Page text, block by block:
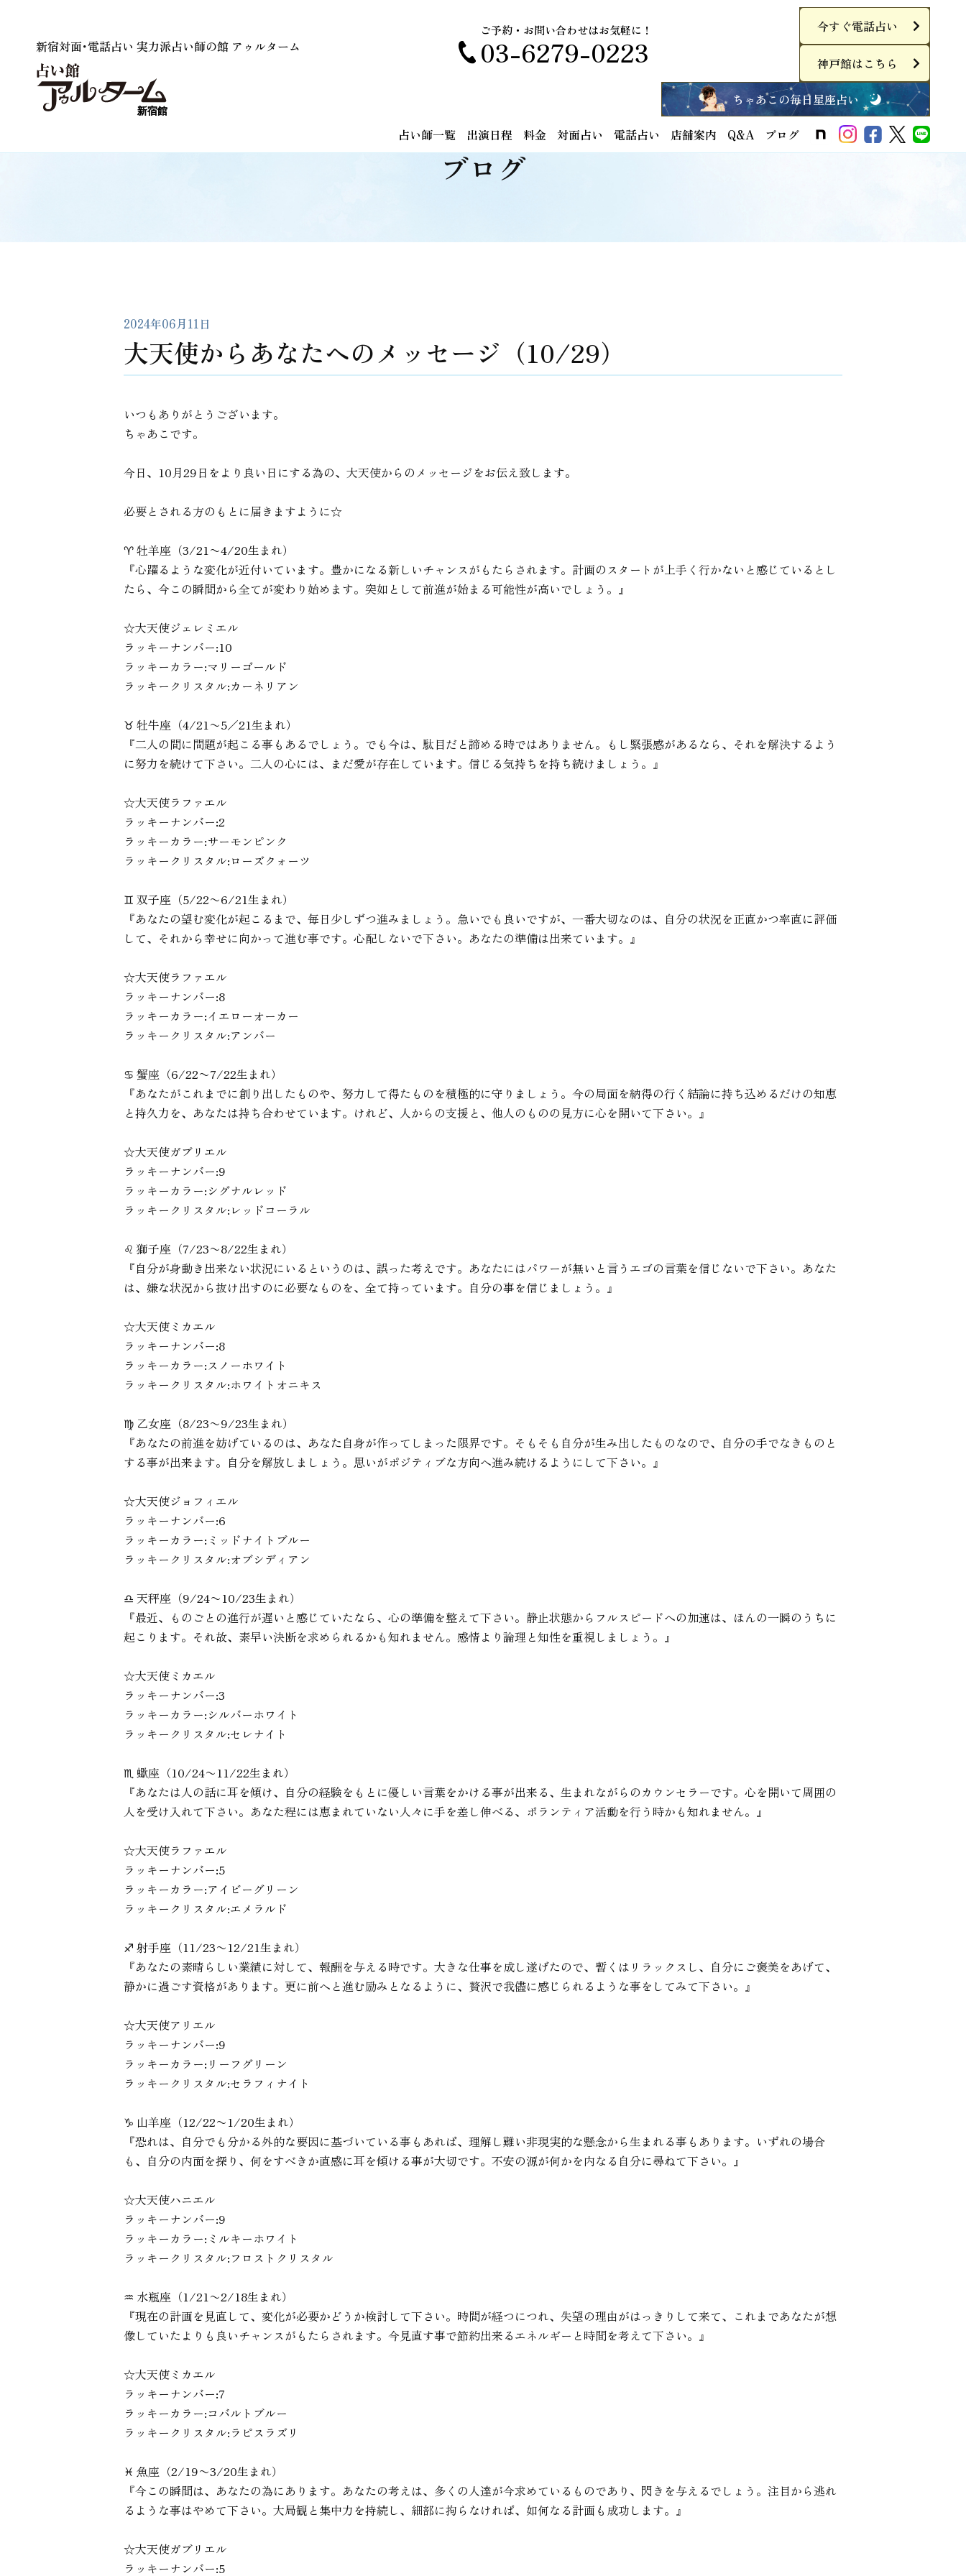
新宿対面･電話占い 実力派占い師の館 アゥルターム
ご予約・お問い合わせはお気軽に！
03-6279-0223
今すぐ電話占い
神戸館はこちら
ちゃあこの毎日星座占い
占い師一覧 出演日程 料金 対面占い 電話占い 店舗案内 Q&A ブログ
ブログ
2024年06月11日
大天使からあなたへのメッセージ（10/29）
いつもありがとうございます。
ちゃあこです。
今日、10月29日をより良い日にする為の、大天使からのメッセージをお伝え致します。
必要とされる方のもとに届きますように☆
♈︎ 牡羊座（3/21〜4/20生まれ）
『心躍るような変化が近付いています。豊かになる新しいチャンスがもたらされます。計画のスタートが上手く行かないと感じているとし
たら、今この瞬間から全てが変わり始めます。突如として前進が始まる可能性が高いでしょう。』
☆大天使ジェレミエル
ラッキーナンバー:10
ラッキーカラー:マリーゴールド
ラッキークリスタル:カーネリアン
♉︎ 牡牛座（4/21〜5／21生まれ）
『二人の間に問題が起こる事もあるでしょう。でも今は、駄目だと諦める時ではありません。もし緊張感があるなら、それを解決するよう
に努力を続けて下さい。二人の心には、まだ愛が存在しています。信じる気持ちを持ち続けましょう。』
☆大天使ラファエル
ラッキーナンバー:2
ラッキーカラー:サーモンピンク
ラッキークリスタル:ローズクォーツ
♊︎ 双子座（5/22〜6/21生まれ）
『あなたの望む変化が起こるまで、毎日少しずつ進みましょう。急いでも良いですが、一番大切なのは、自分の状況を正直かつ率直に評価
して、それから幸せに向かって進む事です。心配しないで下さい。あなたの準備は出来ています。』
☆大天使ラファエル
ラッキーナンバー:8
ラッキーカラー:イエローオーカー
ラッキークリスタル:アンバー
♋︎ 蟹座（6/22〜7/22生まれ）
『あなたがこれまでに創り出したものや、努力して得たものを積極的に守りましょう。今の局面を納得の行く結論に持ち込めるだけの知恵
と持久力を、あなたは持ち合わせています。けれど、人からの支援と、他人のものの見方に心を開いて下さい。』
☆大天使ガブリエル
ラッキーナンバー:9
ラッキーカラー:シグナルレッド
ラッキークリスタル:レッドコーラル
♌︎ 獅子座（7/23〜8/22生まれ）
『自分が身動き出来ない状況にいるというのは、誤った考えです。あなたにはパワーが無いと言うエゴの言葉を信じないで下さい。あなた
は、嫌な状況から抜け出すのに必要なものを、全て持っています。自分の事を信じましょう。』
☆大天使ミカエル
ラッキーナンバー:8
ラッキーカラー:スノーホワイト
ラッキークリスタル:ホワイトオニキス
♍︎ 乙女座（8/23〜9/23生まれ）
『あなたの前進を妨げているのは、あなた自身が作ってしまった限界です。そもそも自分が生み出したものなので、自分の手でなきものと
する事が出来ます。自分を解放しましょう。思いがポジティブな方向へ進み続けるようにして下さい。』
☆大天使ジョフィエル
ラッキーナンバー:6
ラッキーカラー:ミッドナイトブルー
ラッキークリスタル:オブシディアン
♎︎ 天秤座（9/24〜10/23生まれ）
『最近、ものごとの進行が遅いと感じていたなら、心の準備を整えて下さい。静止状態からフルスピードへの加速は、ほんの一瞬のうちに
起こります。それ故、素早い決断を求められるかも知れません。感情より論理と知性を重視しましょう。』
☆大天使ミカエル
ラッキーナンバー:3
ラッキーカラー:シルバーホワイト
ラッキークリスタル:セレナイト
♏︎ 蠍座（10/24〜11/22生まれ）
『あなたは人の話に耳を傾け、自分の経験をもとに優しい言葉をかける事が出来る、生まれながらのカウンセラーです。心を開いて周囲の
人を受け入れて下さい。あなた程には恵まれていない人々に手を差し伸べる、ボランティア活動を行う時かも知れません。』
☆大天使ラファエル
ラッキーナンバー:5
ラッキーカラー:アイビーグリーン
ラッキークリスタル:エメラルド
♐︎ 射手座（11/23〜12/21生まれ）
『あなたの素晴らしい業績に対して、報酬を与える時です。大きな仕事を成し遂げたので、暫くはリラックスし、自分にご褒美をあげて、
静かに過ごす資格があります。更に前へと進む励みとなるように、贅沢で我儘に感じられるような事をしてみて下さい。』
☆大天使アリエル
ラッキーナンバー:9
ラッキーカラー:リーフグリーン
ラッキークリスタル:セラフィナイト
♑︎ 山羊座（12/22〜1/20生まれ）
『恐れは、自分でも分かる外的な要因に基づいている事もあれば、理解し難い非現実的な懸念から生まれる事もあります。いずれの場合
も、自分の内面を探り、何をすべきか直感に耳を傾ける事が大切です。不安の源が何かを内なる自分に尋ねて下さい。』
☆大天使ハニエル
ラッキーナンバー:9
ラッキーカラー:ミルキーホワイト
ラッキークリスタル:フロストクリスタル
♒︎ 水瓶座（1/21〜2/18生まれ）
『現在の計画を見直して、変化が必要かどうか検討して下さい。時間が経つにつれ、失望の理由がはっきりして来て、これまであなたが想
像していたよりも良いチャンスがもたらされます。今見直す事で節約出来るエネルギーと時間を考えて下さい。』
☆大天使ミカエル
ラッキーナンバー:7
ラッキーカラー:コバルトブルー
ラッキークリスタル:ラピスラズリ
♓︎ 魚座（2/19〜3/20生まれ）
『今この瞬間は、あなたの為にあります。あなたの考えは、多くの人達が今求めているものであり、閃きを与えるでしょう。注目から逃れ
るような事はやめて下さい。大局観と集中力を持続し、細部に拘らなければ、如何なる計画も成功します。』
☆大天使ガブリエル
ラッキーナンバー:5